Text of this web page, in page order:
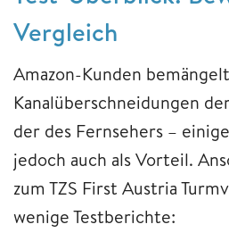
Vergleich
Amazon-Kunden
Kanalüberschneidungen
der des Fernsehers –
jedoch auch als Vorteil.
zum TZS First Austria
wenige Testberichte: